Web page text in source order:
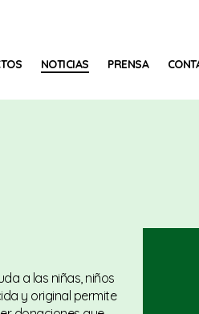
NOTICIAS PRENSA
a las niñas, niños
y original permite